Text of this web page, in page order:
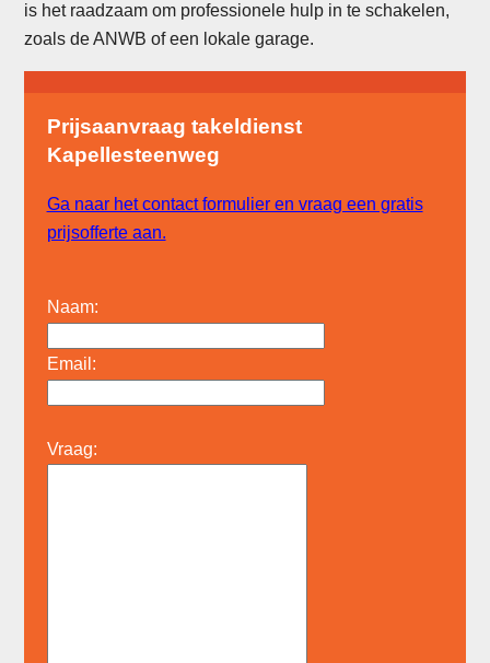
is het raadzaam om professionele hulp in te schakelen,
zoals de ANWB of een lokale garage.
Prijsaanvraag takeldienst
Kapellesteenweg
Ga naar het contact formulier en vraag een gratis
prijsofferte aan.
Naam:
Email:
Vraag: